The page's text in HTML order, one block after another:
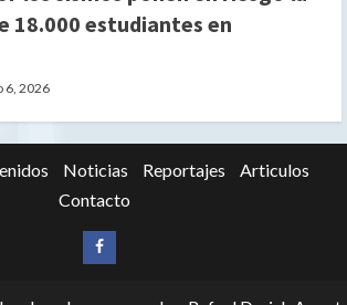
18.000 estudiantes en
6, 2026
Noticias Reportajes
Articulos
Contacto
Siganos